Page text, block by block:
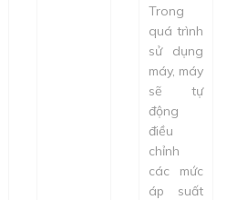
Trong
quá trình
sử dụng
máy, máy
sẽ tự
động
điều
chỉnh
các mức
áp suất